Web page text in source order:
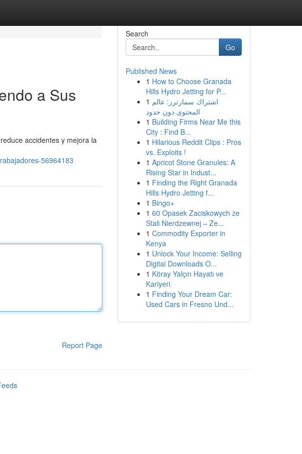
a Sus
accidentes y mejora la
56964183
Report Page
Search
Go
Published News
1 How to Choose Granada
Hills Hydro Jetting for P...
1 اشتراك سمارترز: عالم
المحتوى دون حدود
1 Building Firms Near Me this
City : Find B...
1 Hilarious Reddit Clips : Pros
vs. Exploits !
1 Apricot Stone Granules: A
Rising Star in Indust...
1 Finding the Right Granada
Hills Hydro Jetting f...
1 Bingo+
1 60 Opasek Zaciskowych ze
Stali Nierdzewnej – Ze...
1 Commodity Exporter in
Kenya
1 Unlock Your Income: Selling
Digital Downloads O...
1 Köray Yalçın Hayatı ve
Kariyeri
1 Finding Your Dream Car:
Used Cars in Fresno Und...